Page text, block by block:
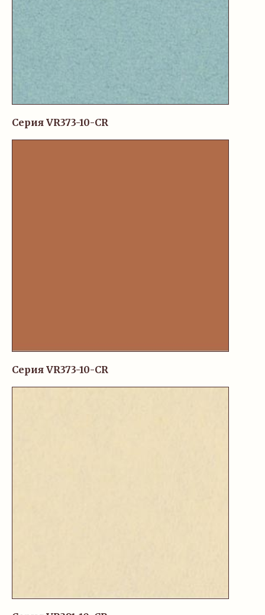
Серия VR373-10-CR
Серия VR373-10-CR